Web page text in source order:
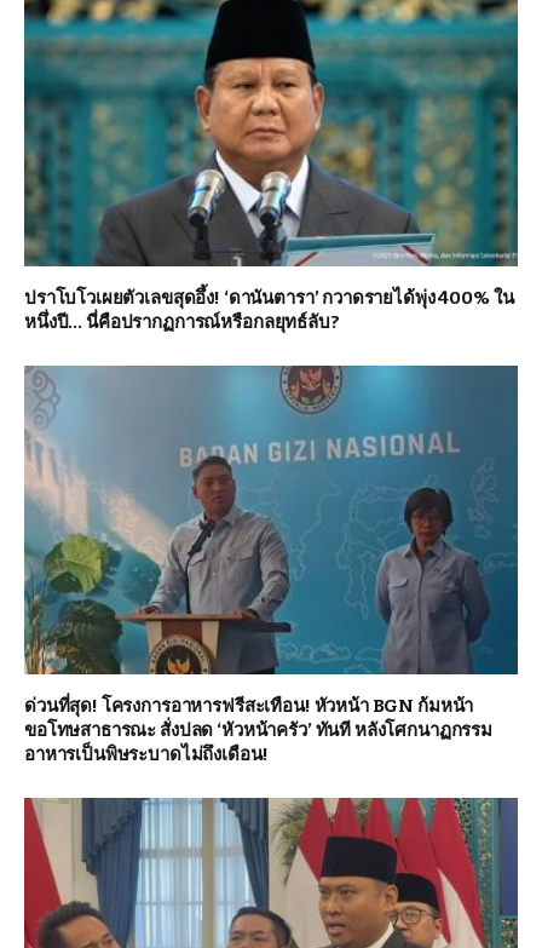
ปราโบโวเผยตัวเลขสุดอึ้ง! ‘ดานันตารา’ กวาดรายได้พุ่ง 400% ใน
หนึ่งปี… นี่คือปรากฏการณ์หรือกลยุทธ์ลับ?
ด่วนที่สุด! โครงการอาหารฟรีสะเทือน! หัวหน้า BGN ก้มหน้า
ขอโทษสาธารณะ สั่งปลด ‘หัวหน้าครัว’ ทันที หลังโศกนาฏกรรม
อาหารเป็นพิษระบาดไม่ถึงเดือน!